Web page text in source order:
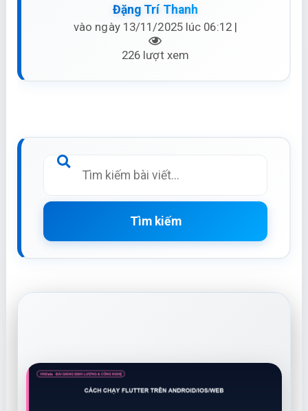
Đặng Trí Thanh
vào ngày 13/11/2025 lúc 06:12 |
226 lượt xem
Tìm kiếm